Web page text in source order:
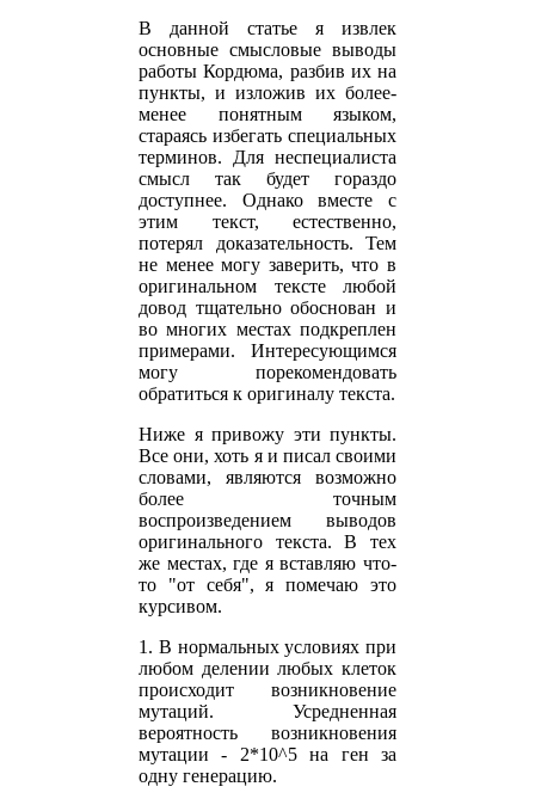
В данной статье я извлек
основные смысловые выводы
работы Кордюма, разбив их на
пункты, и изложив их более-
менее понятным языком,
стараясь избегать специальных
терминов. Для неспециалиста
смысл так будет гораздо
доступнее. Однако вместе с
этим текст, естественно,
потерял доказательность. Тем
не менее могу заверить, что в
оригинальном тексте любой
довод тщательно обоснован и
во многих местах подкреплен
примерами. Интересующимся
могу порекомендовать
обратиться к оригиналу текста.
Ниже я привожу эти пункты.
Все они, хоть я и писал своими
словами, являются возможно
более точным
воспроизведением выводов
оригинального текста. В тех
же местах, где я вставляю что-
то "от себя", я помечаю это
курсивом.
1. В нормальных условиях при
любом делении любых клеток
происходит возникновение
мутаций. Усредненная
вероятность возникновения
мутации - 2*10^5 на ген за
одну генерацию.